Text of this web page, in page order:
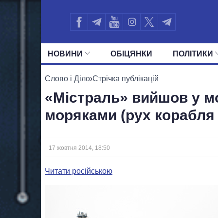
НОВИНИ ОБIЦЯНКИ ПОЛIТИКИ
УСІ ПОЛІТИКИ
Слово і Діло›Стрічка публікацій
«Містраль» вийшов у
моряками (рух
17 жовтня 2014, 18:50
Читати російською